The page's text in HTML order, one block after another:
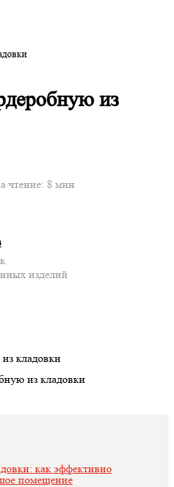
из
чтение: 8 мин
изделий
из кладовки
как эффективно
помещение